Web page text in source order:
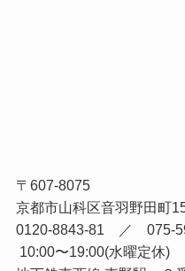
〒607-8075
京都市山科区音羽野田町
0120-8843-81 ／ 075-
10:00〜19:00(水曜定休)